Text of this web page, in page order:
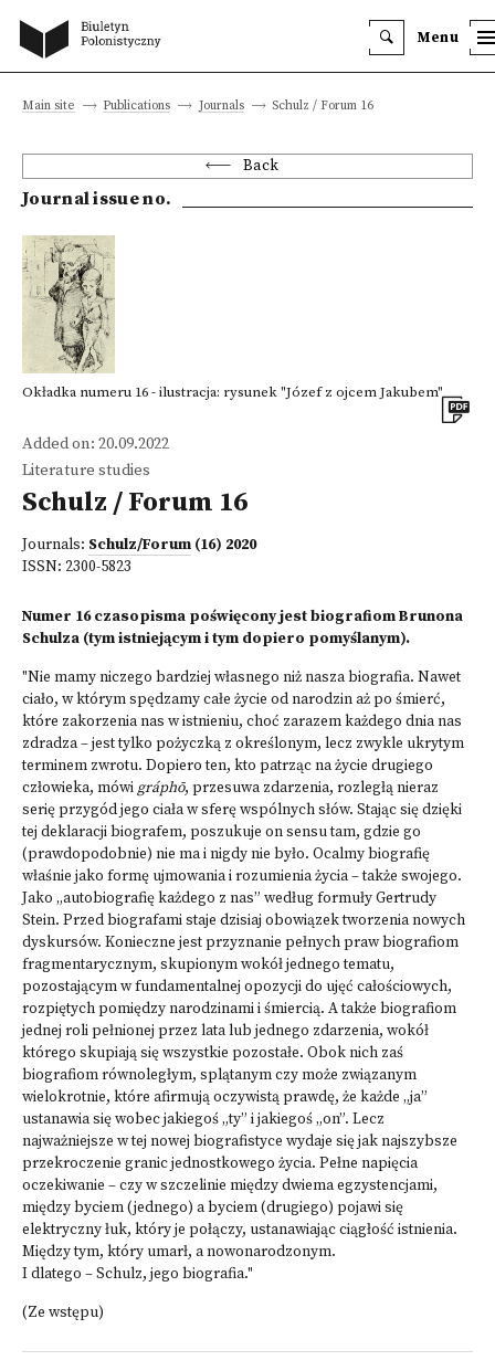
Menu
Main site Publications Journals Schulz / Forum 16
Back
Journal issue no.
Okładka numeru 16 - ilustracja: rysunek "Józef z ojcem Jakubem"
Added on: 20.09.2022
Literature studies
Schulz / Forum 16
Journals: Schulz/Forum (16) 2020
ISSN: 2300-5823
Numer 16 czasopisma poświęcony jest biografiom Brunona
Schulza (tym istniejącym i tym dopiero pomyślanym).
"Nie mamy niczego bardziej własnego niż nasza biografia. Nawet
ciało, w którym spędzamy całe życie od narodzin aż po śmierć,
które zakorzenia nas w istnieniu, choć zarazem każdego dnia nas
zdradza – jest tylko pożyczką z określonym, lecz zwykle ukrytym
terminem zwrotu. Dopiero ten, kto patrząc na życie drugiego
człowieka, mówigráphō, przesuwa zdarzenia, rozległą nieraz
serię przygód jego ciała w sferę wspólnych słów. Stając się dzięki
tej deklaracji biografem, poszukuje on sensu tam, gdzie go
(prawdopodobnie) nie ma i nigdy nie było. Ocalmy biografię
właśnie jako formę ujmowania i rozumienia życia – także swojego.
Jako „autobiografię każdego z nas” według formuły Gertrudy
Stein. Przed biografami staje dzisiaj obowiązek tworzenia nowych
dyskursów. Konieczne jest przyznanie pełnych praw biografiom
fragmentarycznym, skupionym wokół jednego tematu,
pozostającym w fundamentalnej opozycji do ujęć całościowych,
rozpiętych pomiędzy narodzinami i śmiercią. A także biografiom
jednej roli pełnionej przez lata lub jednego zdarzenia, wokół
którego skupiają się wszystkie pozostałe. Obok nich zaś
biografiom równoległym, splątanym czy może związanym
wielokrotnie, które afirmują oczywistą prawdę, że każde „ja”
ustanawia się wobec jakiegoś „ty” i jakiegoś „on”. Lecz
najważniejsze w tej nowej biografistyce wydaje się jak najszybsze
przekroczenie granic jednostkowego życia. Pełne napięcia
oczekiwanie – czy w szczelinie między dwiema egzystencjami,
między byciem (jednego) a byciem (drugiego) pojawi się
elektryczny łuk, który je połączy, ustanawiając ciągłość istnienia.
Między tym, który umarł, a nowonarodzonym.
I dlatego – Schulz, jego biografia."
(Ze wstępu)